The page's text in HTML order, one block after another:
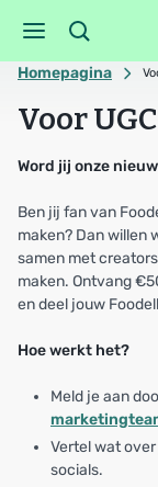
Homepagina
Voor
Word jij onze
Ben jij fan van
maken? Dan willen
samen met
maken. Ontvang
en deel jouw
Hoe werkt het?
Meld je aan
Vertel wat
socials.